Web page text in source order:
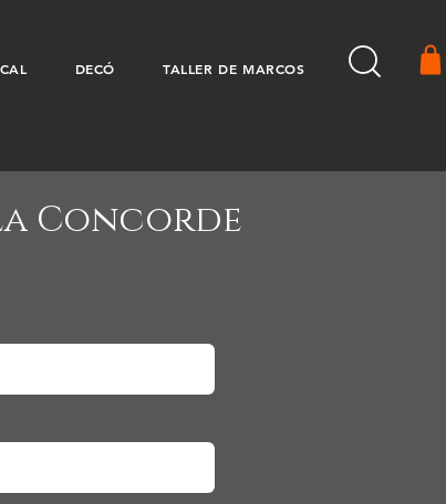
DECÓ TALLER DE MARCOS
Concorde